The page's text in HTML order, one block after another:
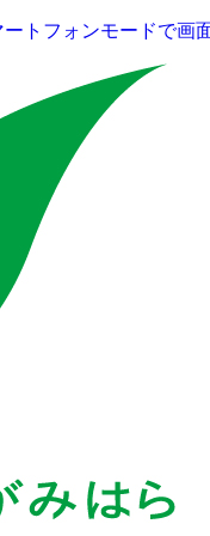
ートフォンモードで画